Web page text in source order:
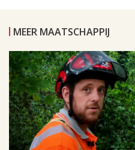
MEER MAATSCHAPPIJ